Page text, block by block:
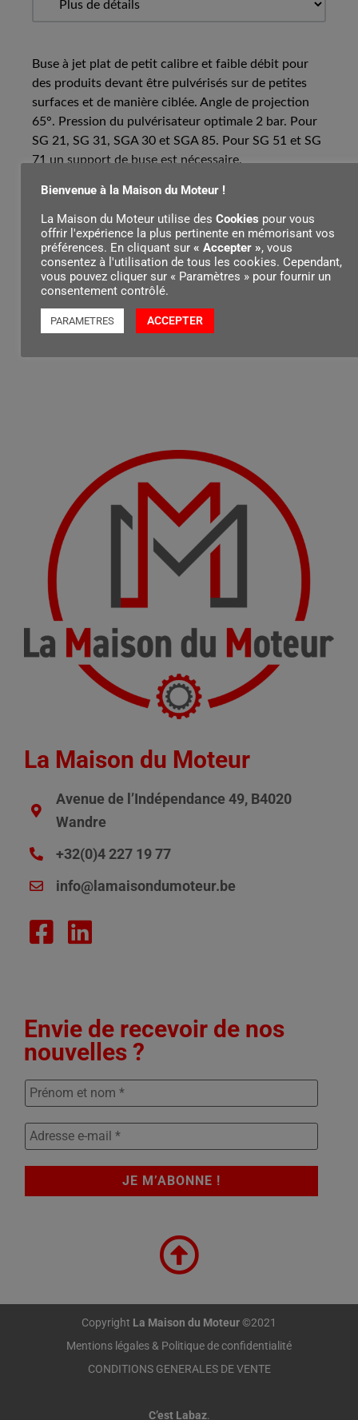
Buse à jet plat de petit calibre et faible débit pour
des produits devant être pulvérisés sur de petites
surfaces et de manière ciblée. Angle de projection
65°. Pression du pulvérisateur optimale 2 bar. Pour
SG 21, SG 31, SGA 30 et SGA 85. Pour SG 51 et SG
71 un support de buse est nécessaire.
Contenu par
La Maison du Moteur
Avenue de l’Indépendance 49, B4020
Wandre
+32(0)4 227 19 77
info@lamaisondumoteur.be
Envie de recevoir de nos
nouvelles ?
Copyright La Maison du Moteur©2021
Mentions légales & Politique de confidentialité
CONDITIONS GENERALES DE VENTE
C’est Labaz.
Bienvenue à la Maison du Moteur !
La Maison du Moteur utilise des Cookies pour vous
offrir l'expérience la plus pertinente en mémorisant vos
préférences. En cliquant sur « Accepter », vous
consentez à l'utilisation de tous les cookies. Cependant,
vous pouvez cliquer sur « Paramètres » pour fournir un
consentement contrôlé.
PARAMETRES ACCEPTER